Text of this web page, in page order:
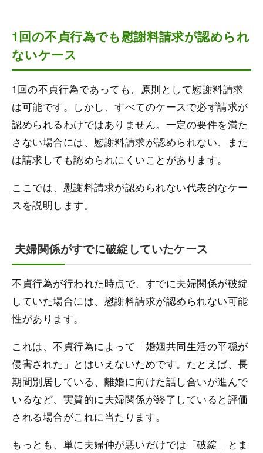
1回の不貞行為でも慰謝料請求が認められ
ないケース
1回の不貞行為であっても、原則として慰謝料請求
は可能です。しかし、すべてのケースで必ず請求が
認められるわけではありません。一定の要件を満た
さない場合には、慰謝料請求が認められない、また
は請求しても認められにくいことがあります。
ここでは、慰謝料請求が認められない代表的なケー
スを説明します。
夫婦関係がすでに破綻していたケース
不貞行為が行われた時点で、すでに夫婦関係が破綻
していた場合には、慰謝料請求が認められない可能
性があります。
これは、不貞行為によって「婚姻共同生活の平穏が
侵害された」とはいえないためです。たとえば、長
期間別居している、離婚に向けた話し合いが進んで
いるなど、実質的に夫婦関係が終了していると評価
される場合がこれに当たります。
もっとも、単に夫婦仲が悪いだけでは「破綻」とま